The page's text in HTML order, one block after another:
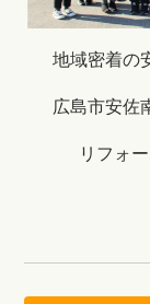
地域密着の
広島市安佐
リフォ